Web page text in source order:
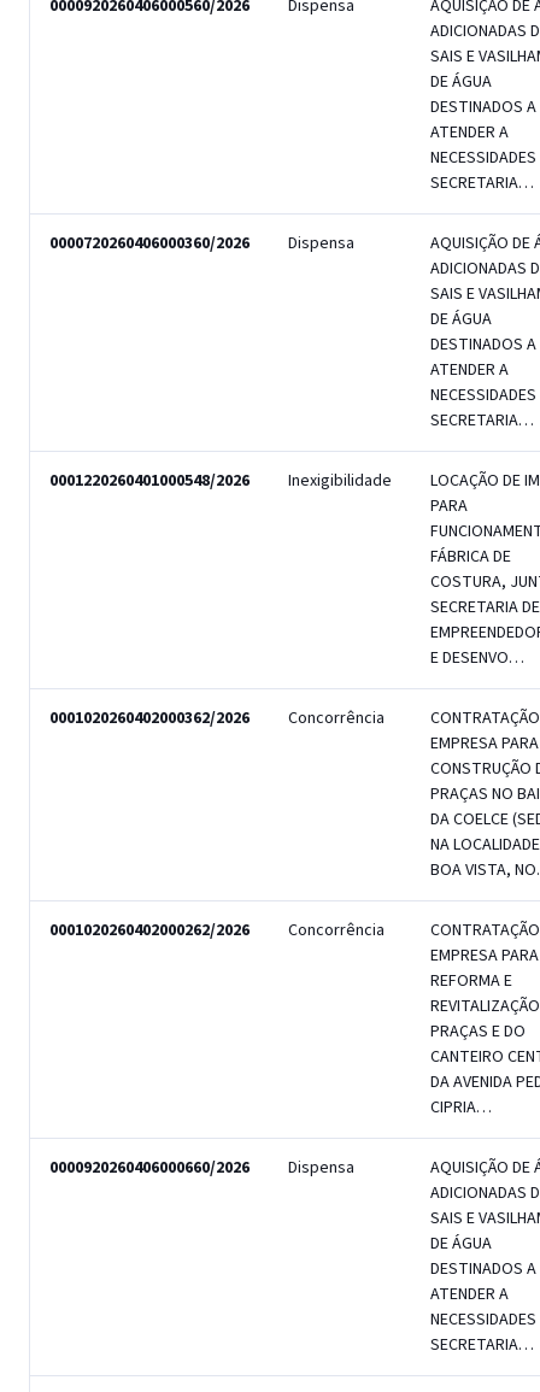
0000920260406000560/2026 Dispensa
AQUISIÇÃO DE
ADICIONADAS
SAIS E
DE ÁGUA
DESTINADOS A
ATENDER A
SECRETARIA…
0000720260406000360/2026 Dispensa
AQUISIÇÃO DE
ADICIONADAS
SAIS E
DE ÁGUA
DESTINADOS A
ATENDER A
SECRETARIA…
0001220260401000548/2026 Inexigibilidade
LOCAÇÃO DE
PARA
FÁBRICA DE
COSTURA,
SECRETARIA DE
E DESENVO…
0001020260402000362/2026 Concorrência
EMPRESA PARA
CONSTRUÇÃO
PRAÇAS NO
DA COELCE
NA
BOA VISTA,
0001020260402000262/2026 Concorrência
EMPRESA PARA
REFORMA E
PRAÇAS E DO
CANTEIRO
DA AVENIDA
CIPRIA…
0000920260406000660/2026 Dispensa
AQUISIÇÃO DE
ADICIONADAS
SAIS E
DE ÁGUA
DESTINADOS A
ATENDER A
SECRETARIA…